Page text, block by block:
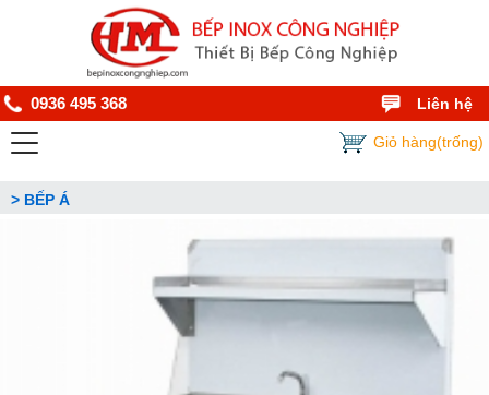
0936 495 368 Liên hệ
Giỏ hàng(trống)
> BẾP Á